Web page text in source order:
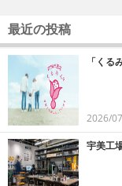
最近の投稿
「くる
2026/
宇美工